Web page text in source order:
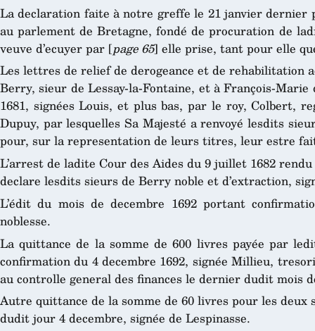
La declaration faite à notre greffe le 21 janvier
au parlement de Bretagne, fondé de procuration de
veuve d’ecuyer par [page 65] elle prise, tant pour elle
Les lettres de relief de derogeance et de rehabilitation
Berry, sieur de Lessay-la-Fontaine, et à François-
1681, signées Louis, et plus bas, par le roy, Colbert,
Dupuy, par lesquelles Sa Majesté a renvoyé lesdits
pour, sur la representation de leurs titres, leur estre
L’arrest de ladite Cour des Aides du 9 juillet 1682
declare lesdits sieurs de Berry noble et d’extraction,
L’édit du mois de decembre 1692 portant
noblesse.
La quittance de la somme de 600 livres payée par
confirmation du 4 decembre 1692, signée Millieu,
au controlle general des finances le dernier dudit mois
Autre quittance de la somme de 60 livres pour les deux
dudit jour 4 decembre, signée de Lespinasse.